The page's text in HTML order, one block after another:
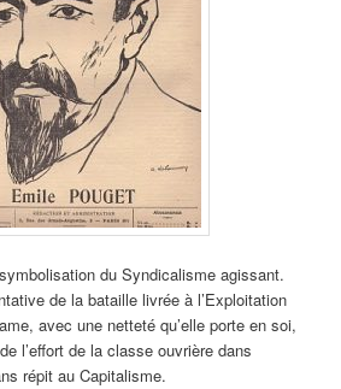
du Syndicalisme agissant.
de la bataille livrée à l’Exploitation
avec une netteté qu’elle porte en soi,
l’effort de la classe ouvrière dans
répit au Capitalisme.